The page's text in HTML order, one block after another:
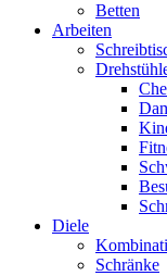
Betten
Arbeiten
Diele
Schränke